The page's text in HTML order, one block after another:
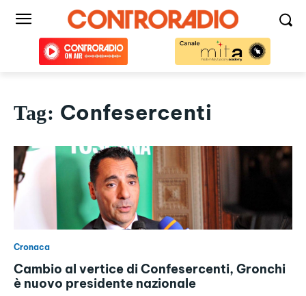
Tag: Confesercenti
Cronaca
Cambio al vertice di Confesercenti, Gronchi
è nuovo presidente nazionale